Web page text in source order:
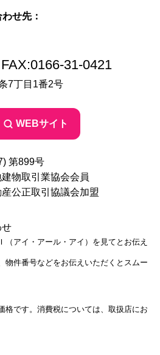
せ先：
FAX:0166-31-0421
7丁目1番2号
WEBサイト
第899号
物取引業協会会員
公正取引協議会加盟
（アイ・アール・アイ）を見てとお伝え
物件番号などをお伝えいただくとスムー
格です。消費税については、取扱店にお